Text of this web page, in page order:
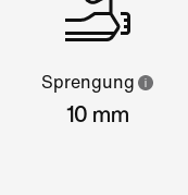
Sprengung
10 mm